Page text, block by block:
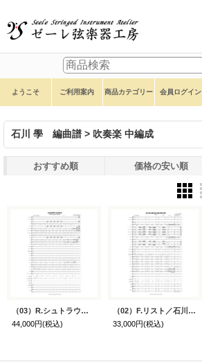
ようこそ ご利用案内 商品カテゴリー 会員ログイン
石川 學 編曲譜 > 吹奏楽 中編成
おすすめ順 価格の安い順
（03）R.シュトラウス／石川 學 編曲（中編成）
44,000円(税込)
（02）F.リスト／石川 學 編曲（中編成）
33,000円(税込)